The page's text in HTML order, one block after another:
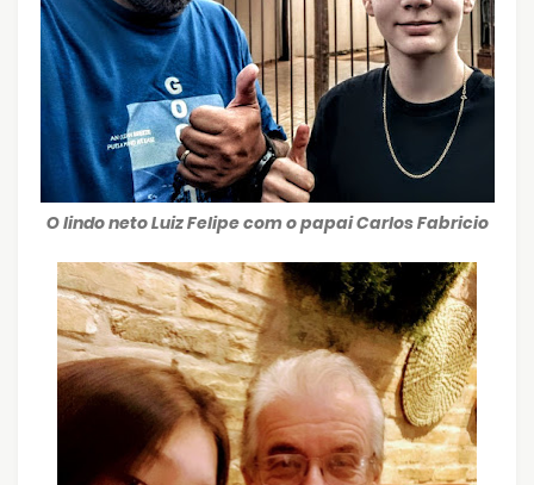
O lindo neto Luiz Felipe com o papai Carlos Fabricio